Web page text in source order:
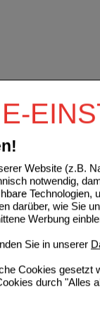
Website (z.B.
notwendig,
darüber, wie Sie
Werbung
Sie in unserer
Cookies
durch "Alles